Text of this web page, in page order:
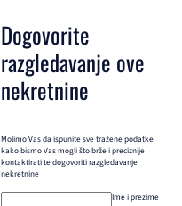
Dogovorite
razgledavanje ove
nekretnine
Molimo Vas da ispunite sve tražene podatke
kako bismo Vas mogli što brže i preciznije
kontaktirati te dogovoriti razgledavanje
nekretnine
Ime i prezime